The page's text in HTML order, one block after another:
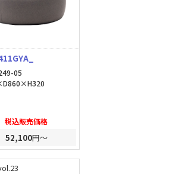
05
税込販売価格
52,100円～